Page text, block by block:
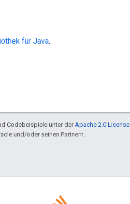
für Java.
Codebeispiele unter derApache 2.0 License
und/oder seinen Partnern.